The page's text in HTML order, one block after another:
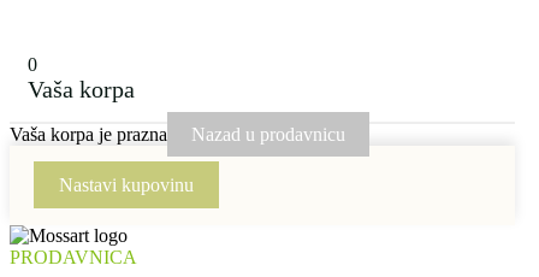
0
Vaša korpa
Vaša korpa je prazna Nazad u prodavnicu
Nastavi kupovinu
PRODAVNICA